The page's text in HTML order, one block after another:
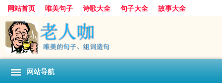
网站首页 唯美句子 诗歌大全 句子大全
故事大全
人生感悟
其他美文 美文欣赏
感人故事
句子分类
网站导航